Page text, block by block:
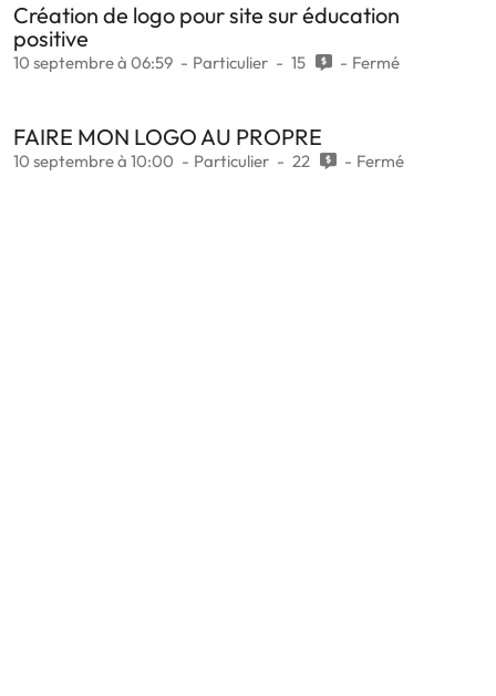
Création de logo pour site sur éducation
positive
10 septembre à 06:59 Particulier 15 Fermé
FAIRE MON LOGO AU PROPRE
10 septembre à 10:00 Particulier 22 Fermé